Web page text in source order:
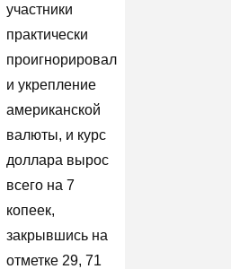
участники
практически
проигнорировал
и укрепление
американской
валюты, и курс
доллара вырос
всего на 7
копеек,
закрывшись на
отметке 29, 71